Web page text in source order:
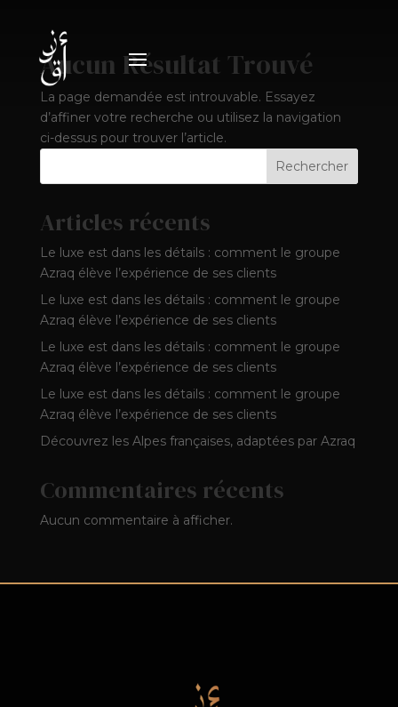
Aucun Résultat Trouvé
La page demandée est introuvable. Essayez
d’affiner votre recherche ou utilisez la navigation
ci-dessus pour trouver l’article.
Rechercher
Articles récents
Le luxe est dans les détails : comment le groupe
Azraq élève l’expérience de ses clients
Le luxe est dans les détails : comment le groupe
Azraq élève l’expérience de ses clients
Le luxe est dans les détails : comment le groupe
Azraq élève l’expérience de ses clients
Le luxe est dans les détails : comment le groupe
Azraq élève l’expérience de ses clients
Découvrez les Alpes françaises, adaptées par Azraq
Commentaires récents
Aucun commentaire à afficher.